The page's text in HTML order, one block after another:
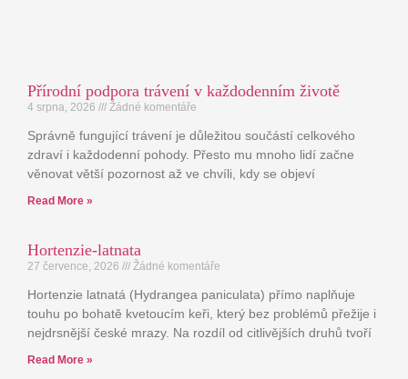
Přírodní podpora trávení v každodenním životě
4 srpna, 2026 Žádné komentáře
Správně fungující trávení je důležitou součástí celkového
zdraví i každodenní pohody. Přesto mu mnoho lidí začne
věnovat větší pozornost až ve chvíli, kdy se objeví
Read More »
Hortenzie-latnata
27 července, 2026 Žádné komentáře
Hortenzie latnatá (Hydrangea paniculata) přímo naplňuje
touhu po bohatě kvetoucím keři, který bez problémů přežije i
nejdrsnější české mrazy. Na rozdíl od citlivějších druhů tvoří
Read More »